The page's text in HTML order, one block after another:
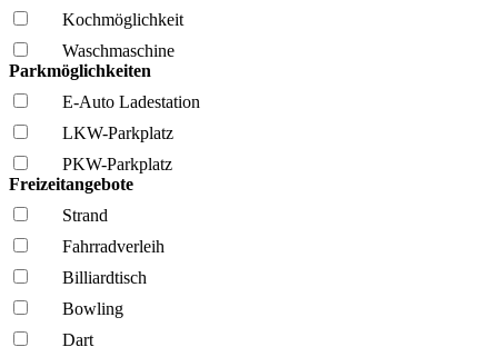
Kochmöglich­keit
Wasch­maschine
Parkmöglichkeiten
E-Auto Ladestation
LKW-Parkplatz
PKW-Parkplatz
Freizeitangebote
Strand
Fahrrad­verleih
Billiardtisch
Bowling
Dart